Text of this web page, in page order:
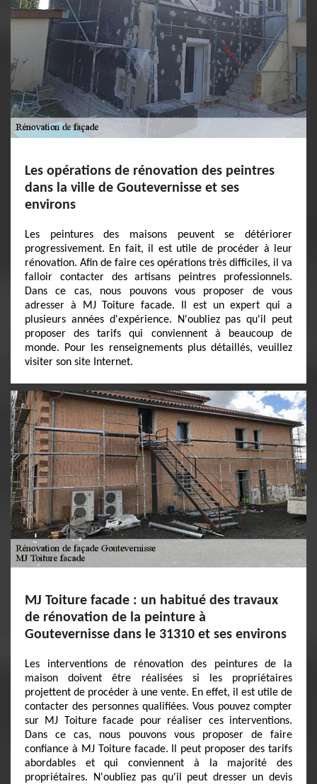
Les opérations de rénovation des peintres
dans la ville de Goutevernisse et ses
environs
Les peintures des maisons peuvent se détériorer
progressivement. En fait, il est utile de procéder à leur
rénovation. Afin de faire ces opérations très difficiles, il va
falloir contacter des artisans peintres professionnels.
Dans ce cas, nous pouvons vous proposer de vous
adresser à MJ Toiture facade. Il est un expert qui a
plusieurs années d'expérience. N'oubliez pas qu'il peut
proposer des tarifs qui conviennent à beaucoup de
monde. Pour les renseignements plus détaillés, veuillez
visiter son site Internet.
MJ Toiture facade : un habitué des travaux
de rénovation de la peinture à
Goutevernisse dans le 31310 et ses environs
Les interventions de rénovation des peintures de la
maison doivent être réalisées si les propriétaires
projettent de procéder à une vente. En effet, il est utile de
contacter des personnes qualifiées. Vous pouvez compter
sur MJ Toiture facade pour réaliser ces interventions.
Dans ce cas, nous pouvons vous proposer de faire
confiance à MJ Toiture facade. Il peut proposer des tarifs
abordables et qui conviennent à la majorité des
propriétaires. N'oubliez pas qu'il peut dresser un devis